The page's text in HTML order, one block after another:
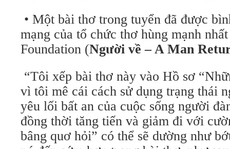
• Một bài thơ trong tuyển đã được
mạng của tổ chức thơ hùng mạnh
Foundation (Người về – A Man
“Tôi xếp bài thơ này vào Hồ sơ
vì tôi mê cái cách sử dụng trạng thái
yêu lối bất an của cuộc sống người
đồng thời tăng tiến và giảm đi với
bâng quơ hỏi” có thể sẽ dường như